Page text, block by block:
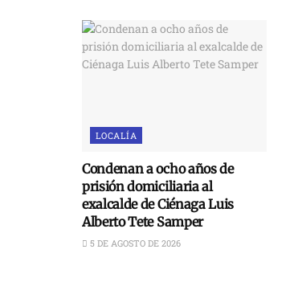
LOCALÍA
Condenan a ocho años de
prisión domiciliaria al
exalcalde de Ciénaga Luis
Alberto Tete Samper
5 DE AGOSTO DE 2026